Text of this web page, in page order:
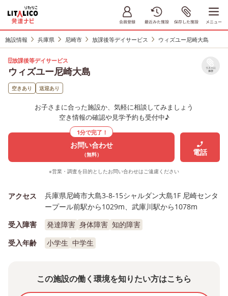
施設情報 兵庫県 尼崎市 放課後等デイサービス ウィズユー尼崎大島
放課後等デイサービス
ウィズユー尼崎大島 リストに
保存
空きあり 送迎あり
お子さまに合った施設か、気軽に相談してみましょう
空き情報の確認や見学予約も受付中♪
1分で完了！
お問い合わせ
（無料） 電話
※営業・調査を目的としたお問い合わせはご遠慮ください
アクセス
兵庫県尼崎市大島3-8-15シャルダン大島1F 尼崎センタ
ープール前駅から1029m、武庫川駅から1078m
受入障害
発達障害 身体障害 知的障害
受入年齢
小学生 中学生
この施設の働く環境を知りたい方はこちら